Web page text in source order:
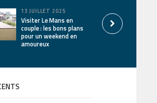
13 JUILLET 2025
Visiter Le Mans en
couple : les bons plans
pour un weekend en
amoureux